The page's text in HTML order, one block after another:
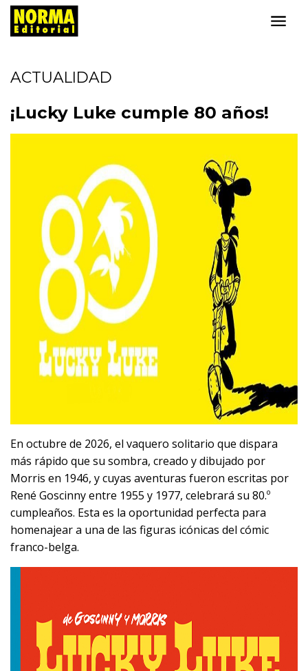
ACTUALIDAD
¡Lucky Luke cumple 80 años!
En octubre de 2026, el vaquero solitario que dispara
más rápido que su sombra, creado y dibujado por
Morris en 1946, y cuyas aventuras fueron escritas por
René Goscinny entre 1955 y 1977, celebrará su 80.º
cumpleaños. Esta es la oportunidad perfecta para
homenajear a una de las figuras icónicas del cómic
franco-belga.